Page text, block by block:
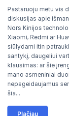
Pastaruoju metu vis
diskusijas apie
Nors Kinijos
Xiaomi, Redmi ar
siūlydami itin
santykį, daugeliui
klausimas: ar šie
mano asmeniniai
nepageidaujamus
šia...
Plačiau